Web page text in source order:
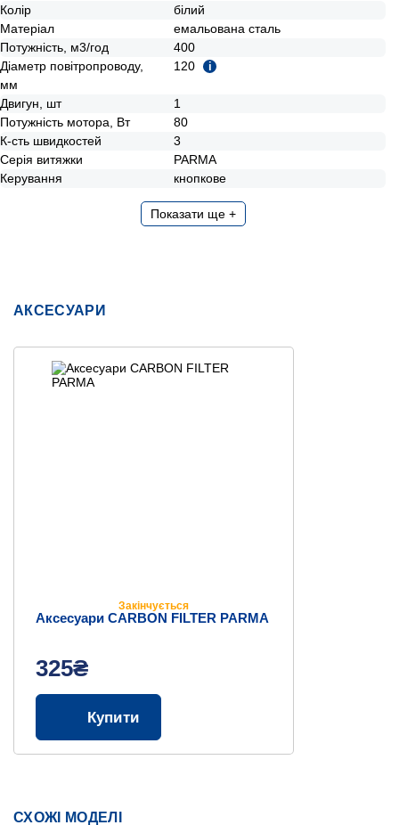
Колір
білий
Матеріал
емальована сталь
Потужність, м3/год
400
Діаметр повітропроводу,
мм
120 i
Двигун, шт
1
Потужність мотора, Вт
80
К-сть швидкостей
3
Серія витяжки
PARMA
Керування
кнопкове
Показати ще +
АКСЕСУАРИ
Закінчується
Аксесуари СARBON FILTER PARMA
325₴
Купити
СХОЖІ МОДЕЛІ